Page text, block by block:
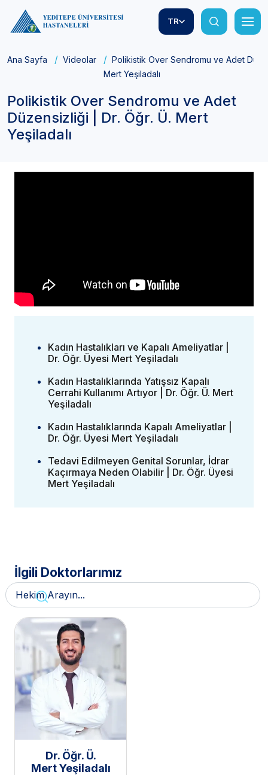
TR
Ana Sayfa Videolar
Polikistik Over Sendromu ve Adet
Mert Yeşiladalı
Polikistik Over Sendromu ve Adet
Düzensizliği | Dr. Öğr. Ü. Mert
Yeşiladalı
Kadın Hastalıkları ve Kapalı Ameliyatlar |
Dr. Öğr. Üyesi Mert Yeşiladalı
Kadın Hastalıklarında Yatışsız Kapalı
Cerrahi Kullanımı Artıyor | Dr. Öğr. Ü. Mert
Yeşiladalı
Kadın Hastalıklarında Kapalı Ameliyatlar |
Dr. Öğr. Üyesi Mert Yeşiladalı
Tedavi Edilmeyen Genital Sorunlar, İdrar
Kaçırmaya Neden Olabilir | Dr. Öğr. Üyesi
Mert Yeşiladalı
İlgili Doktorlarımız
Dr. Öğr. Ü.
Mert Yeşiladalı